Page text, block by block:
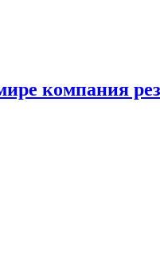
компания